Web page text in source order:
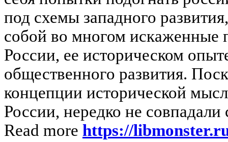
под схемы западного
собой во многом искаженные
России, ее историческом
общественного развития.
концепции исторической
России, нередко не
Read more https://